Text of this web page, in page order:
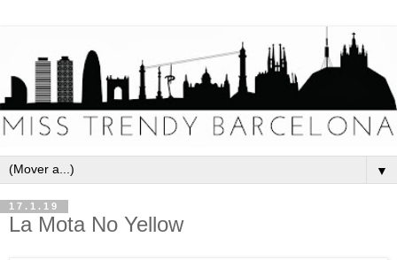
▼
17.1.19
La Mota No Yellow